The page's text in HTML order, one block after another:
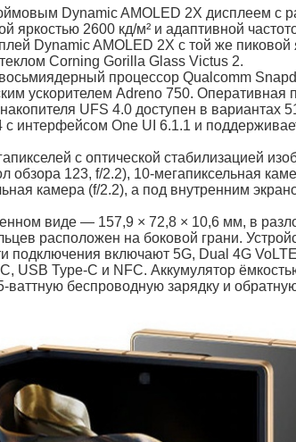
Dynamic AMOLED 2X дисплеем с
яркостью 2600 кд/м² и адаптивной
Dynamic AMOLED 2X с той же пиковой
Corning Gorilla Glass Victus 2.
процессор Qualcomm
ускорителем Adreno 750. Оперативная
UFS 4.0 доступен в вариантах
интерфейсом One UI 6.1.1 и
с оптической стабилизацией
обзора 123, f/2.2), 10-мегапиксельная
камера (f/2.2), а под внутренним
виде — 157,9 × 72,8 × 10,6 мм, в
расположен на боковой грани.
подключения включают 5G, Dual 4G
USB Type-C и NFC. Аккумулятор
ваттную беспроводную зарядку и